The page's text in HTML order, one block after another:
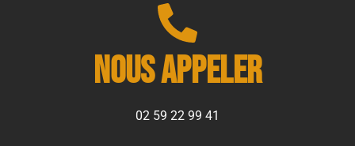
Nous appeler
02 59 22 99 41